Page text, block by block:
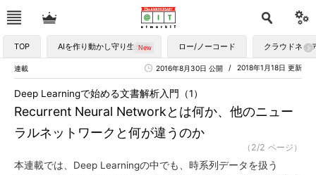
TOP AIを作り動かし守り生かす ロー/ノーコード クラウドネイ
連載 2018年1月18日 更新
2016年8月30日 公開
Recurrent Neural Networkとは何か、他のニュー
ラルネットワークと何が違うのか
Deep Learningで始める文書解析入門（1）
（2/2 ページ）
本連載では、Deep Learningの中でも、時系列データを扱う